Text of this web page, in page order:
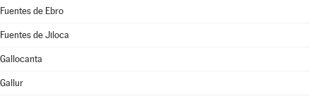
Fuentes de Ebro
Fuentes de Jiloca
Gallocanta
Gallur